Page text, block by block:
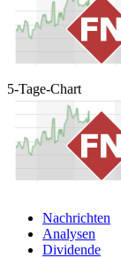
5-Tage-Chart
Nachrichten
Analysen
Dividende